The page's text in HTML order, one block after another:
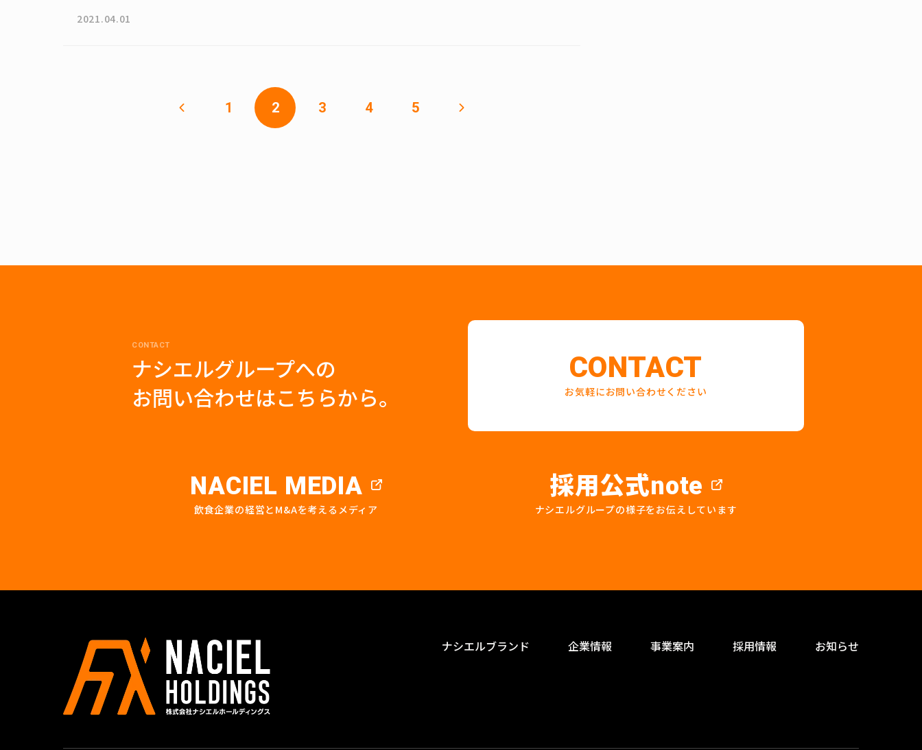
2021.04.01
1 2 3 4 5
CONTACT
ナシエルグループへの
お問い合わせはこちらから。
CONTACT
お気軽にお問い合わせください
NACIEL MEDIA
飲食企業の経営とM&Aを考えるメディア
採用公式note
ナシエルグループの様子をお伝えしています
ナシエルブランド 企業情報 事業案内 採用情報 お知らせ